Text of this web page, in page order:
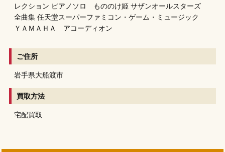
レクション ピアノソロ もののけ姫サザンオールスターズ
全曲集任天堂スーパーファミコン・ゲーム・ミュージック
ＹＡＭＡＨＡ アコーディオン
ご住所
岩手県大船渡市
買取方法
宅配買取